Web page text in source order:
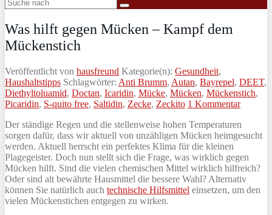
Was hilft gegen Mücken – Kampf dem
Mückenstich
Veröffentlicht von hausfreund Kategorie(n): Gesundheit,
Haushaltstipps Schlagwörter: Anti Brumm, Autan, Bayrepel, DEET,
Diethyltoluamid, Doctan, Icaridin, Mücke, Mücken, Mückenstich,
Picaridin, S-quito free, Saltidin, Zecke, Zeckito 1 Kommentar
Der ständige Regen und die stellenweise hohen Temperaturen
sorgen dafür, dass wir aktuell von unzähligen Mücken heimgesucht
werden. Aktuell herrscht ein perfektes Klima für die kleinen
Plagegeister. Doch nun stellt sich die Frage, was wirklich gegen
Mücken hilft. Sind die vielen chemischen Mittel wirklich hilfreich?
Oder sind alt bewährte Hausmittel die bessere Wahl? Alternativ
können Sie natürlich auch technische Hilfsmittel einsetzen, um den
vielen Mückenstichen entgegen zu wirken.